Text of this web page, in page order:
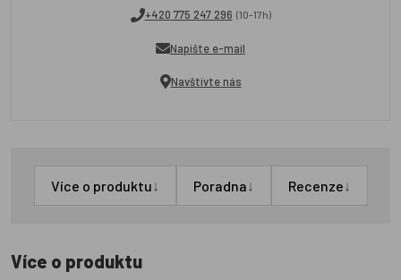
+420 775 247 296 (10-17h)
Napište e-mail
Navštivte nás
Více o produktu↓ Poradna↓ Recenze↓
Více o produktu